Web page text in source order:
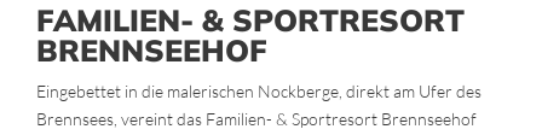
FAMILIEN- & SPORTRESORT
BRENNSEEHOF
Eingebettet in die malerischen Nockberge, direkt am Ufer des
Brennsees, vereint das Familien- & Sportresort Brennseehof